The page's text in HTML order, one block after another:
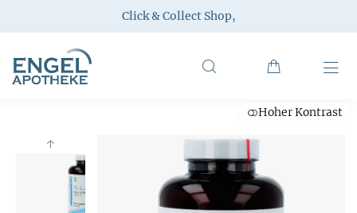
Click & Collect Shop,
Hoher Kontrast